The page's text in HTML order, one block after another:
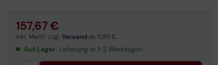
157,67 €
inkl. MwSt. zzgl. Versand ab 5,99 €
Auf Lager: Lieferung in 1-2 Werktagen